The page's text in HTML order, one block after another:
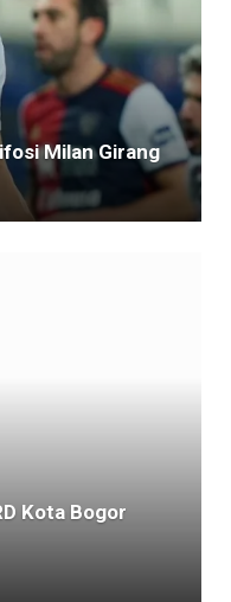
Milan Girang
Kota Bogor